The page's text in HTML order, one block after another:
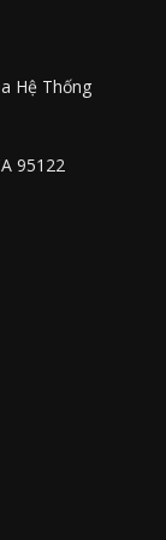
Hệ Thống
95122